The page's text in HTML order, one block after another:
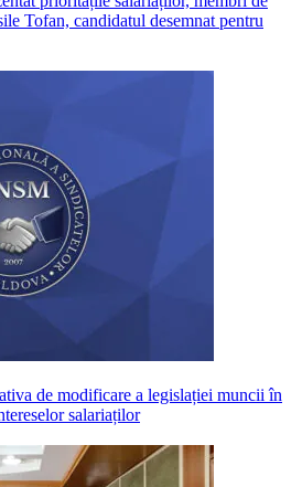
Tofan, candidatul desemnat pentru
de modificare a legislației muncii în
salariaților